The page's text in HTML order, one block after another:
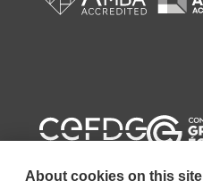
About cookies on this site